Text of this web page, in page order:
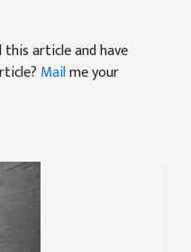
this article and have
Mailme your